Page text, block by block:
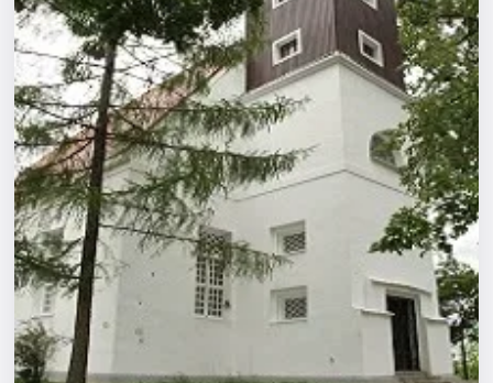
Города
Площадки
Артисты
Рейтинги